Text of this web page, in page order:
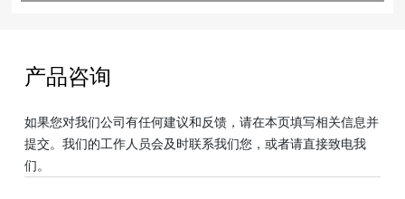
产品咨询
如果您对我们公司有任何建议和反馈，请在本页填写相关信息并
提交。我们的工作人员会及时联系我们您，或者请直接致电我
们。